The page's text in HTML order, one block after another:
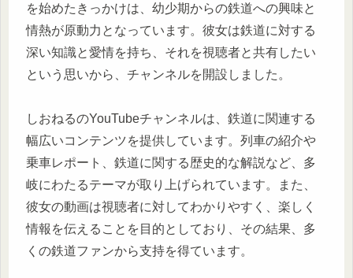
を始めたきっかけは、幼少期からの鉄道への興味と
情熱が原動力となっています。彼女は鉄道に対する
深い知識と愛情を持ち、それを視聴者と共有したい
という思いから、チャンネルを開設しました。
しおねるのYouTubeチャンネルは、鉄道に関連する
幅広いコンテンツを提供しています。列車の紹介や
乗車レポート、鉄道に関する歴史的な解説など、多
岐にわたるテーマが取り上げられています。また、
彼女の動画は視聴者に対してわかりやすく、楽しく
情報を伝えることを目的としており、その結果、多
くの鉄道ファンから支持を得ています。